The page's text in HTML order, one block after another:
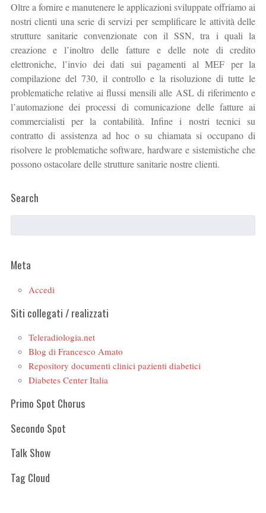
Oltre a fornire e manutenere le applicazioni sviluppate offriamo ai
nostri clienti una serie di servizi per semplificare le attività delle
strutture sanitarie convenzionate con il SSN, tra i quali la
creazione e l’inoltro delle fatture e delle note di credito
elettroniche, l’invio dei dati sui pagamenti al MEF per la
compilazione del 730, il controllo e la risoluzione di tutte le
problematiche relative ai flussi mensili alle ASL di riferimento e
l’automazione dei processi di comunicazione delle fatture ai
commercialisti per la contabilità. Infine i nostri tecnici su
contratto di assistenza ad hoc o su chiamata si occupano di
risolvere le problematiche software, hardware e sistemistiche che
possono ostacolare delle strutture sanitarie nostre clienti.
Search
Meta
Accedi
Siti collegati / realizzati
Teleradiologia.net
Blog di Francesco Amato
Repository documenti clinici pazienti diabetici
Diabetes Center Italia
Primo Spot Chorus
Secondo Spot
Talk Show
Tag Cloud